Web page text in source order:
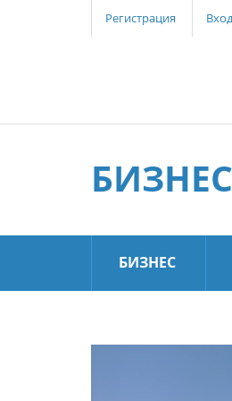
Регистрация Вход
БИЗНЕС